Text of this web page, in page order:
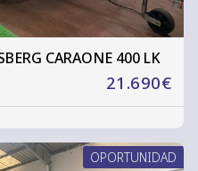
CARAONE 400 LK
21.690€
OPORTUNIDAD